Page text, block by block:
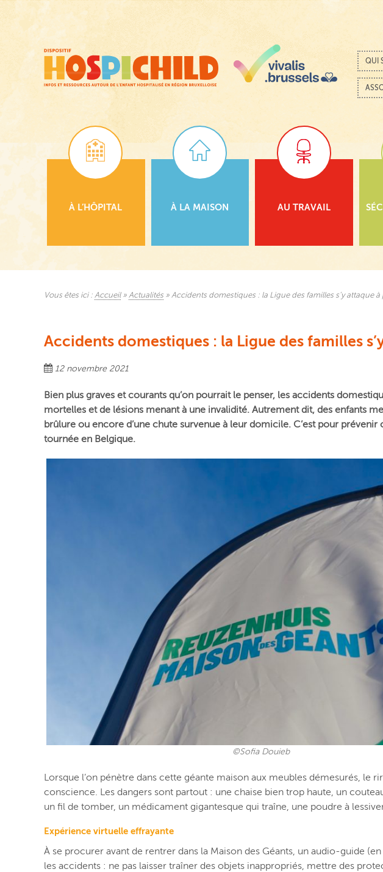
principal
Menu
Passer
QUI
À L’HÔPITAL À LA MAISON AU TRAVAIL
Vous êtes ici : Accueil» Actualités » Accidents domestiques : la Ligue des familles s’y attaque à
Accidents domestiques : la Ligue des familles
12 novembre 2021
Bien plus graves et courants qu’on pourrait le penser, les accidents
mortelles et de lésions menant à une invalidité. Autrement dit, des enfants
brûlure ou encore d’une chute survenue à leur domicile. C’est pour
tournée en Belgique.
©Sofia Douieb
Lorsque l’on pénètre dans cette géante maison aux meubles démesurés, le
conscience. Les dangers sont partout : une chaise bien trop haute, un
un fil de tomber, un médicament gigantesque qui traîne, une poudre à
Expérience virtuelle effrayante
À se procurer avant de rentrer dans la Maison des Géants, un audio-guide
les accidents : ne pas laisser traîner des objets inappropriés, mettre des